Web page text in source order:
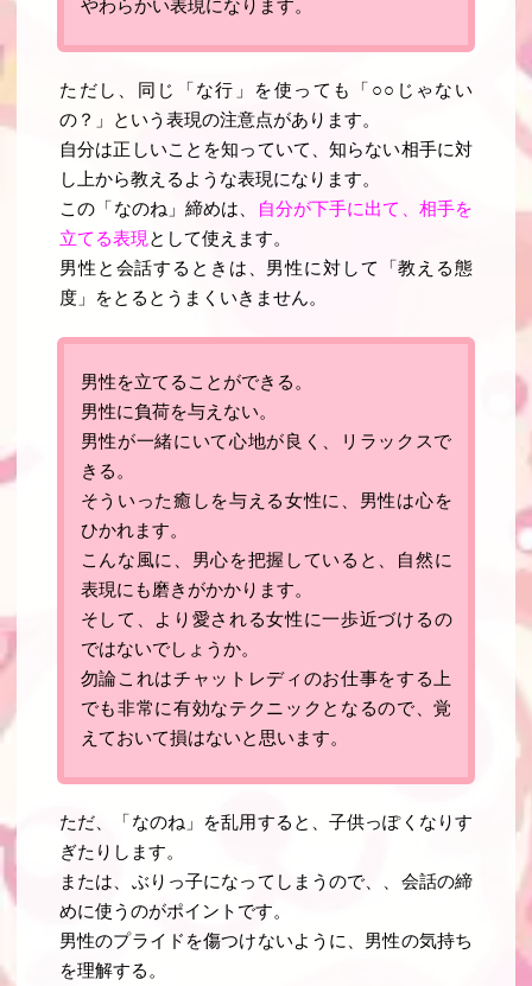
やわらかい表現になります。
ただし、同じ「な行」を使っても「○○じゃない
の？」という表現の注意点があります。
自分は正しいことを知っていて、知らない相手に対
し上から教えるような表現になります。
この「 なのね 」締めは、
自分が下手に出て、相手を
立てる表現 として使えます。
男性と会話するときは、男性に対して「教える態
度 」をとるとうまくいきません。
男性を立てることができる。
男性に負荷を与えない。
男性が一緒にいて心地が良く、リラックスで
きる。
そういった癒しを与える女性に、男性は心を
ひかれます。
こんな風に、 男心を把握していると、自然に
表現にも磨きがかかります。
そして、
より愛される女性に一歩近づけるの
ではないでしょうか。
勿論これはチャットレディのお仕事をする上
でも非常に有効なテクニックとなるので、覚
えておいて損はないと思います。
ただ、「なのね」を乱用すると、子供っぽくなりす
ぎたりします。
または、ぶりっ子になってしまうので、、会話の締
めに使うのがポイント です。
男性のプライドを傷つけないように、男性の気持ち
を理解する。